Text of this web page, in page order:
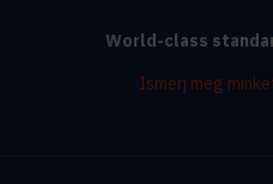
World-class
Ismerj meg